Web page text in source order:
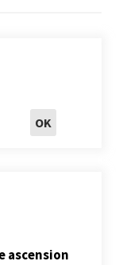
ascension